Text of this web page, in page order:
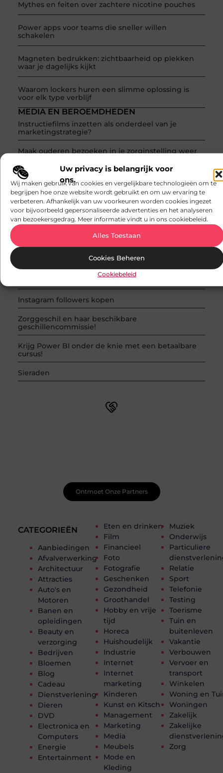
Uw privacy is belangrijk voor
ons.
Wij maken gebruik van cookies en vergelijkbare technologieën om te
begrijpen hoe onze website wordt gebruikt en om uw ervaring te
verbeteren. Afhankelijk van uw voorkeuren worden cookies ingezet
voor bijvoorbeeld gepersonaliseerde advertenties en het analyseren
van bezoekersgedrag. Meer informatie vindt u in ons cookiebeleid.
Alles Toestaan
Cookies Beheren
Cookiebeleid
Mythes en feiten over zachtere nicotine pouches
Power apps voor teams die sneller willen
schakelen
Magneten bedrukken: zichtbaarheid op plekken
waar je dagelijks kijkt
Waarom lockers huren een slimme oplossing is
voor elk type verblijf
CATEGORIEËN
Aanbiedingen
Afvalverwerking
Architectuur
Attracties
Auto's en
Motoren
Banen en
opleidingen
Beauty en
verzorging
Bedrijven
Bloemen
Blog
Cadeau
Dienstverlening
Dieren
DVD
Electronica en
Computers
Energie
Entertainment
Eten en drinken
Film
Financieel
Foto
Fotografie
Geschenken
Gezondheid
Groothandel
Hobby en vrije
tijd
Horeca
Huishoudelijk
Industrie
Internet
Internet
marketing
Kinderen
Kunst en Kitsch
Management
Marketing
Media
Meubels
Mode en
Kleding
Muziek
Onderwijs
Particuliere
Relatie
Sport
Telefonie
Testing
Toerisme
Tuin en
buitenleven
Vakantie
Verbouwen
Vervoer en
transport
Winkelen
Woning en
Woningen
Zakelijk
Zakelijke
Zorg
MEDIA EN BEROEMDHEDEN
Instructiefilms inzetten als onderdeel van je
marketingstrategie?
Maak ouderen bezoeken in je zorginstelling weer
De showbizzwereld zit niet stil
Altijd en overal op de hoogte zijn van het laatste
nieuws
IP camera
Social media boosten met likes-kopen.nl
Instagram followers kopen
Zorggeschil en haar beschikbare
geschillencommissie!
Krijg Power BI onder de knie met een betaalbare
cursus!
Sieraden
Ontmoet Onze Partners